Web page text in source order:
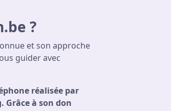
?
et son approche
guider avec
réalisée par
à son don